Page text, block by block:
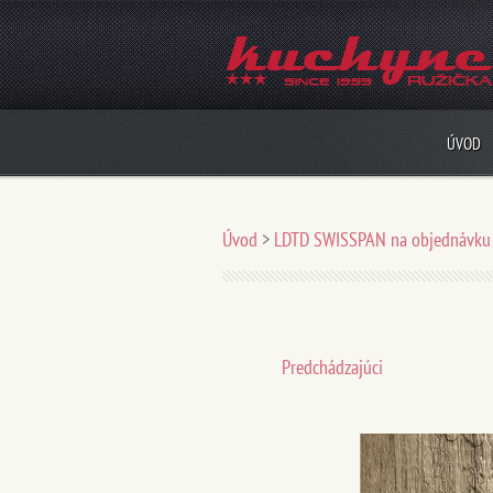
ÚVOD
Úvod > LDTD SWISSPAN na objednávku
Predchádzajúci